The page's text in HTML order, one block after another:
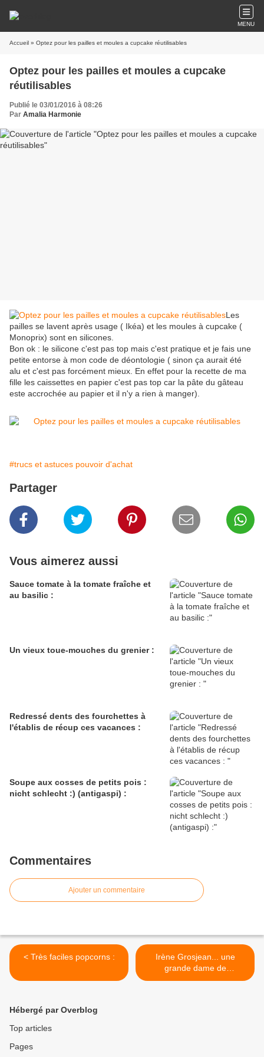
MENU
Accueil » Optez pour les pailles et moules a cupcake réutilisables
Optez pour les pailles et moules a cupcake
réutilisables
Publié le 03/01/2016 à 08:26
Par Amalia Harmonie
Les
pailles se lavent après usage ( Ikéa) et les moules à cupcake (
Monoprix) sont en silicones.
Bon ok : le silicone c'est pas top mais c'est pratique et je fais une
petite entorse à mon code de déontologie ( sinon ça aurait été
alu et c'est pas forcément mieux. En effet pour la recette de ma
fille les caissettes en papier c'est pas top car la pâte du gâteau
este accrochée au papier et il n'y a rien à manger).
#trucs et astuces pouvoir d'achat
Partager
Vous aimerez aussi
Sauce tomate à la tomate fraîche et
au basilic :
Un vieux toue-mouches du grenier :
Redressé dents des fourchettes à
l'établis de récup ces vacances :
Soupe aux cosses de petits pois :
nicht schlecht :) (antigaspi) :
Commentaires
Ajouter un commentaire
< Très faciles popcorns :
Irène Grosjean... une
grande dame de
l'alimentation naturelle >
Hébergé par Overblog
Top articles
Pages